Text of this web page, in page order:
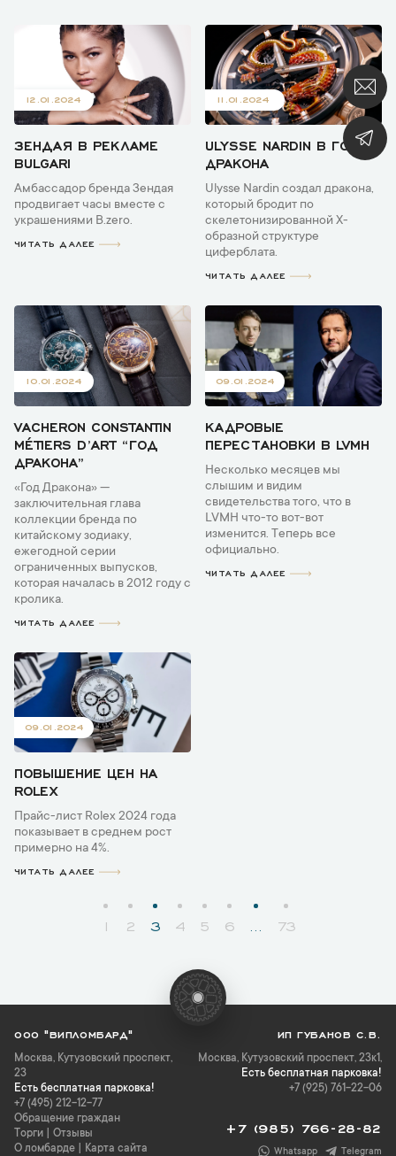
12.01.2024
ЗЕНДАЯ В РЕКЛАМЕ
BULGARI
Амбассадор бренда Зендая
продвигает часы вместе с
украшениями B.zero.
ЧИТАТЬ ДАЛЕЕ
11.01.2024
ULYSSE NARDIN В ГОД
ДРАКОНА
Ulysse Nardin создал дракона,
который бродит по
скелетонизированной X-
образной структуре
циферблата.
ЧИТАТЬ ДАЛЕЕ
10.01.2024
VACHERON CONSTANTIN
MÉTIERS D’ART “ГОД
ДРАКОНА”
«Год Дракона» —
заключительная глава
коллекции бренда по
китайскому зодиаку,
ежегодной серии
ограниченных выпусков,
которая началась в 2012 году с
кролика.
ЧИТАТЬ ДАЛЕЕ
09.01.2024
КАДРОВЫЕ
ПЕРЕСТАНОВКИ В LVMH
Несколько месяцев мы
слышим и видим
свидетельства того, что в
LVMH что-то вот-вот
изменится. Теперь все
официально.
ЧИТАТЬ ДАЛЕЕ
09.01.2024
ПОВЫШЕНИЕ ЦЕН НА
ROLEX
Прайс-лист Rolex 2024 года
показывает в среднем рост
примерно на 4%.
ЧИТАТЬ ДАЛЕЕ
1 2 3 4 5 6 73
ООО "ВИПЛОМБАРД"
Москва, Кутузовский проспект,
23
Есть бесплатная парковка!
+7 (495) 212-12-77
Обращение граждан
Торги
Отзывы
О ломбарде
Карта сайта
ИП ГУБАНОВ С.В.
Москва, Кутузовский проспект, 23к1,
Есть бесплатная парковка!
+7 (925) 761-22-06
+7 (985) 766-28-82
Whatsapp Telegram